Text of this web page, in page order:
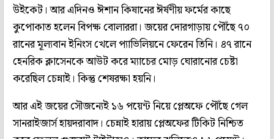
উইকেট। আর এদিনও ঈশান কিষানের ঈর্ষণীয় ফর্মের কাছে
কুপোকাত হলেন বিপক্ষ বোলাররা। জয়ের দোরগাড়ায় পৌঁছে ৭০
রানের মূল্যবান ইনিংস খেলে প্যাভিলিয়নে ফেরেন তিনি। ৪৭ রানে
হেনরিক ক্লাসেনকে আউট করে ম্যাচের মোড় ঘোরানোর চেষ্টা
করেছিল চেন্নাই। কিন্তু শেষরক্ষা হয়নি।
আর এই জয়ের সৌজন্যেই ১৬ পয়েন্ট নিয়ে প্লেঅফে পৌঁছে গেল
সানরাইজার্স হায়দরাবাদ। চেন্নাই হারায় প্লেঅফের টিকিট নিশ্চিত